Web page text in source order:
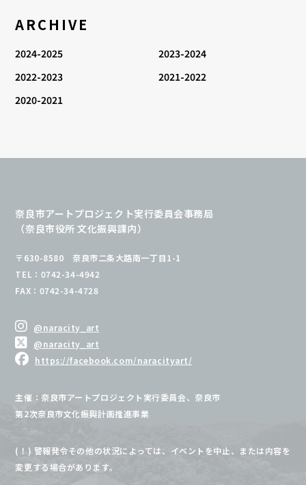
ARCHIVE
2024-2025
2023-2024
2022-2023
2021-2022
2020-2021
奈良市アートプロジェクト実行委員会事務局
（奈良市役所 文化振興課内）
〒630-8580 奈良市二条大路南一丁目1-1
TEL：0742-34-4942
FAX：0742-34-4728
@naracity_art
@naracity_art
https://facebook.com/naracityart/
主催：奈良市アートプロジェクト実行委員会、奈良市
第2次奈良市文化振興計画推進事業
(！) 警報発令その他の状況によっては、イベントを中止、または内容を
変更する場合があります。